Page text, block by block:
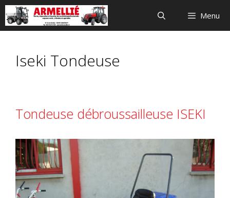
Aller
au
contenu
Menu
Iseki Tondeuse
Tondeuse débroussailleuse ISEKI